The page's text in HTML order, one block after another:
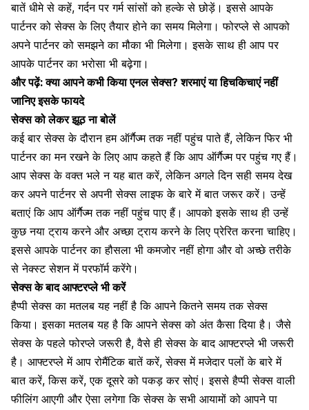
बातें धीमे से कहें, गर्दन पर गर्म सांसों को हल्के से छोड़ें। इससे आपके
पार्टनर को सेक्स के लिए तैयार होने का समय मिलेगा। फोरप्ले से आपको
अपने पार्टनर को समझने का मौका भी मिलेगा। इसके साथ ही आप पर
आपके पार्टनर का भरोसा भी बढ़ेगा।
और पढ़ें:क्या आपने कभी किया एनल सेक्स? शरमाएं या हिचकिचाएं नहीं
जानिए इसके फायदे
सेक्स को लेकर झूठ ना बोलें
कई बारसेक्स के दौरान हम ऑर्गैज्म तक नहीं पहुंच पाते हैं, लेकिन फिर भी
पार्टनर का मन रखने के लिए आप कहते हैं कि आप ऑर्गैज्म पर पहुंच गएहैं।
आप सेक्स के वक्त भले न यह बात करें, लेकिन अगले दिन सही समय देख
कर अपने पार्टनर से अपनीसेक्स लाइफ के बारे में बात जरूर करें। उन्हें
बताएं कि आप ऑर्गैज्म तक नहीं पहुंच पाए हैं। आपको इसके साथ ही उन्हें
कुछ नया ट्राय करने और अच्छा ट्राय करने के लिए प्रेरित करना चाहिए।
इससे आपके पार्टनर का हौसला भी कमजोर नहीं होगा और वो अच्छे तरीके
से नेक्स्ट सेशन में परफॉर्म करेंगे।
सेक्स के बाद आफ्टरप्ले भी करें
हैप्पी सेक्स का मतलब यह नहीं है कि आपने कितने समय तक सेक्स
किया। इसका मतलब यह है कि आपने सेक्स को अंत कैसा दिया है। जैसे
सेक्स के पहले फोरप्ले जरूरी है, वैसे ही सेक्स के बाद आफ्टरप्ले भी जरूरी
है। आफ्टरप्ले में आप रोमैंटिक बातें करें, सेक्स में मजेदार पलों के बारे में
बात करें, किस करें, एक दूसरे को पकड़ कर सोएं। इससे हैप्पी सेक्स वाली
फीलिंग आएगी और ऐसा लगेगा कि सेक्स के सभी आयामों को आपने पा